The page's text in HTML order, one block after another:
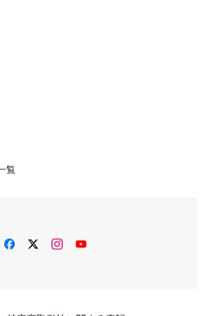
覧
facebooktwitterinstagram
YouTube